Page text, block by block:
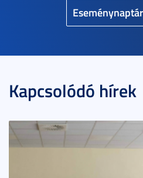
Eseménynaptár
Kapcsolódó hírek